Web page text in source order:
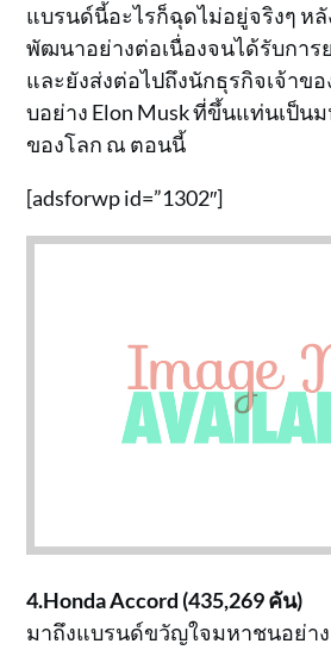
แบรนด์นี้อะไรก็ฉุดไม่อยู่จริงๆ ห
พัฒนาอย่างต่อเนื่องจนได้รับการ
และยังส่งต่อไปถึงนักธุรกิจเจ้า
บอย่าง Elon Musk ที่ขึ้นแท่นเป็น
ของโลก ณ ตอนนี้
[adsforwp id=”1302″]
4.Honda Accord (435,269 คัน)
มาถึงแบรนด์ขวัญใจมหาชนอย่าง